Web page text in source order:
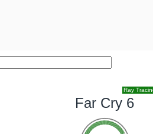
Ray
Far Cry 6